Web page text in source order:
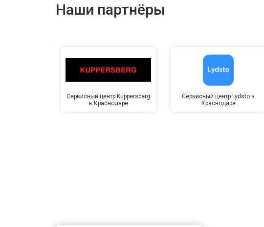
Наши партнёры
Сервисный центр Kuppersberg
в Краснодаре
Сервисный центр Lydsto в
Краснодаре